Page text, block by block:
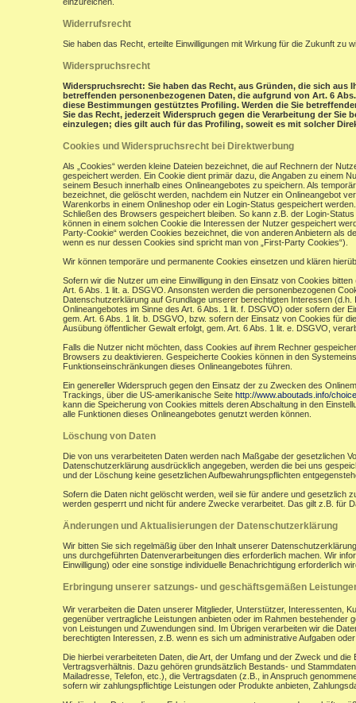
Widerrufsrecht
Sie haben das Recht, erteilte Einwilligungen mit Wirkung für die Zukunft zu
Widerspruchsrecht
Widerspruchsrecht: Sie haben das Recht, aus Gründen, die sich aus
betreffenden personenbezogenen Daten, die aufgrund von Art. 6
diese Bestimmungen gestütztes Profiling. Werden die Sie
Sie das Recht, jederzeit Widerspruch gegen die Verarbeitung der
einzulegen; dies gilt auch für das Profiling, soweit es mit solcher
Cookies und Widerspruchsrecht bei Direktwerbung
Als „Cookies“ werden kleine Dateien bezeichnet, die auf Rechnern der
gespeichert werden. Ein Cookie dient primär dazu, die Angaben zu einem
seinem Besuch innerhalb eines Onlineangebotes zu speichern. Als
bezeichnet, die gelöscht werden, nachdem ein Nutzer ein Onlineangebot
Warenkorbs in einem Onlineshop oder ein Login-Status gespeichert
Schließen des Browsers gespeichert bleiben. So kann z.B. der Login-
können in einem solchen Cookie die Interessen der Nutzer gespeichert
Party-Cookie“ werden Cookies bezeichnet, die von anderen Anbietern als
wenn es nur dessen Cookies sind spricht man von „First-Party Cookies“).
Wir können temporäre und permanente Cookies einsetzen und klären
Sofern wir die Nutzer um eine Einwilligung in den Einsatz von Cookies
Art. 6 Abs. 1 lit. a. DSGVO. Ansonsten werden die personenbezogenen
Datenschutzerklärung auf Grundlage unserer berechtigten Interessen
Onlineangebotes im Sinne des Art. 6 Abs. 1 lit. f. DSGVO) oder sofern der
gem. Art. 6 Abs. 1 lit. b. DSGVO, bzw. sofern der Einsatz von Cookies für
Ausübung öffentlicher Gewalt erfolgt, gem. Art. 6 Abs. 1 lit. e. DSGVO,
Falls die Nutzer nicht möchten, dass Cookies auf ihrem Rechner
Browsers zu deaktivieren. Gespeicherte Cookies können in den
Funktionseinschränkungen dieses Onlineangebotes führen.
Ein genereller Widerspruch gegen den Einsatz der zu Zwecken des
Trackings, über die US-amerikanische Seite http://www.aboutads.info/
kann die Speicherung von Cookies mittels deren Abschaltung in den
alle Funktionen dieses Onlineangebotes genutzt werden können.
Löschung von Daten
Die von uns verarbeiteten Daten werden nach Maßgabe der gesetzlichen
Datenschutzerklärung ausdrücklich angegeben, werden die bei uns
und der Löschung keine gesetzlichen Aufbewahrungspflichten
Sofern die Daten nicht gelöscht werden, weil sie für andere und gesetzlich
werden gesperrt und nicht für andere Zwecke verarbeitet. Das gilt z.B. für
Änderungen und Aktualisierungen der Datenschutzerklärung
Wir bitten Sie sich regelmäßig über den Inhalt unserer
uns durchgeführten Datenverarbeitungen dies erforderlich machen. Wir
Einwilligung) oder eine sonstige individuelle Benachrichtigung erforderlich
Erbringung unserer satzungs- und geschäftsgemäßen
Wir verarbeiten die Daten unserer Mitglieder, Unterstützer, Interessenten,
gegenüber vertragliche Leistungen anbieten oder im Rahmen
von Leistungen und Zuwendungen sind. Im Übrigen verarbeiten wir die
berechtigten Interessen, z.B. wenn es sich um administrative Aufgaben
Die hierbei verarbeiteten Daten, die Art, der Umfang und der Zweck und
Vertragsverhältnis. Dazu gehören grundsätzlich Bestands- und
Mailadresse, Telefon, etc.), die Vertragsdaten (z.B., in Anspruch
sofern wir zahlungspflichtige Leistungen oder Produkte anbieten,